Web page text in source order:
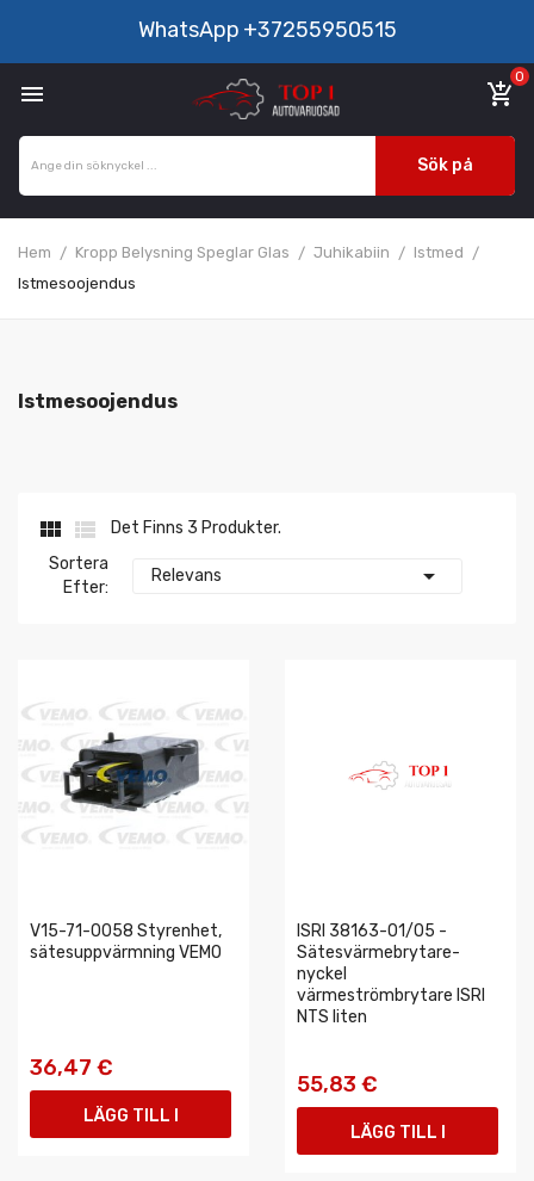
WhatsApp +37255950515
 add_shopping_cart
0
Sök på
Hem Kropp Belysning Speglar Glas Juhikabiin
Istmed
Istmesoojendus
Istmesoojendus
 
Det Finns 3 Produkter.
Sortera
Efter:
Relevans 
V15-71-0058 Styrenhet,
sätesuppvärmning VEMO
36,47 €
LÄGG TILL I
ISRI 38163-01/05 -
Sätesvärmebrytare-
nyckel
värmeströmbrytare ISRI
NTS liten
55,83 €
LÄGG TILL I